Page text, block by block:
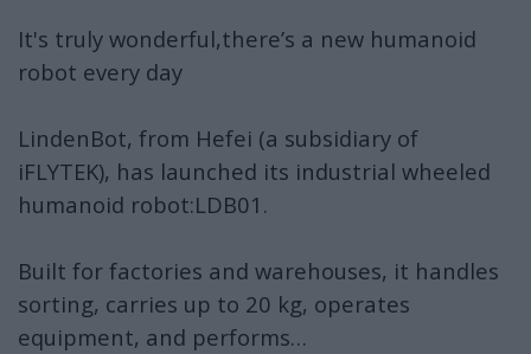
It's truly wonderful,there’s a new humanoid
robot every day
LindenBot, from Hefei (a subsidiary of
iFLYTEK), has launched its industrial wheeled
humanoid robot:LDB01.
Built for factories and warehouses, it handles
sorting, carries up to 20 kg, operates
equipment, and performs…